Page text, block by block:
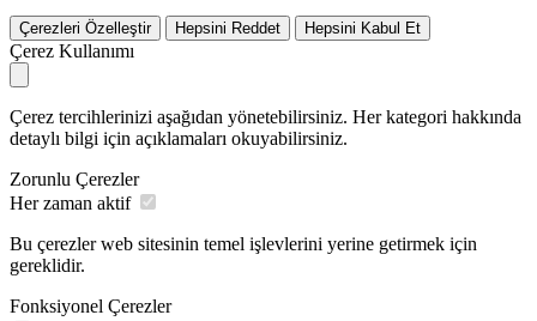
Çerezleri Özelleştir Hepsini Reddet Hepsini Kabul Et
Çerez Kullanımı
Çerez tercihlerinizi aşağıdan yönetebilirsiniz. Her kategori hakkında
detaylı bilgi için açıklamaları okuyabilirsiniz.
Zorunlu Çerezler
Her zaman aktif
Bu çerezler web sitesinin temel işlevlerini yerine getirmek için
gereklidir.
Fonksiyonel Çerezler